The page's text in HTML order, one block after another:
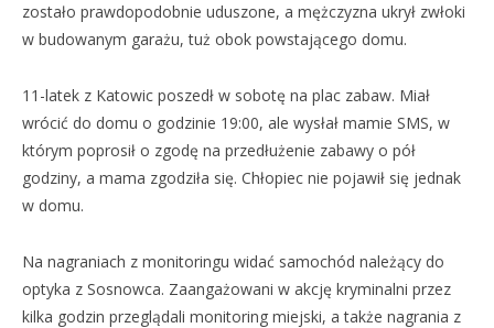
zostało prawdopodobnie uduszone, a mężczyzna ukrył zwłoki
w budowanym garażu, tuż obok powstającego domu.
11-latek z Katowic poszedł w sobotę na plac zabaw. Miał
wrócić do domu o godzinie 19:00, ale wysłał mamie SMS, w
którym poprosił o zgodę na przedłużenie zabawy o pół
godziny, a mama zgodziła się. Chłopiec nie pojawił się jednak
w domu.
Na nagraniach z monitoringu widać samochód należący do
optyka z Sosnowca. Zaangażowani w akcję kryminalni przez
kilka godzin przeglądali monitoring miejski, a także nagrania z